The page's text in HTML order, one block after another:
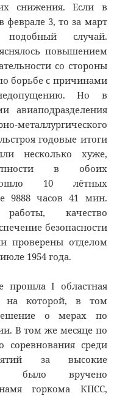
снижения. Если в
3, то за март
подобный случай.
повышением
со стороны
борьбе с причинами
Но в
авиаподразделения
годовые итоги
несколько хуже,
в обоих
10 лётных
9888 часов 41 мин.
качество
безопасности
проверены отделом
1954 года.
прошла I областная
на которой, в том
о мерах по
В том же месяце по
соревнования среди
за высокие
было вручено
горкома КПСС,